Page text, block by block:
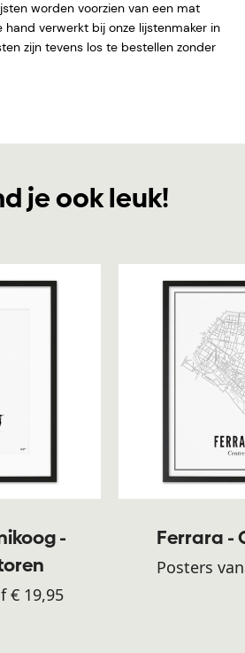
worden voorzien van een mat
verwerkt bij onze lijstenmaker in
zijn tevens los te bestellen zonder
je ook leuk!
-
€ 19,95
Ferrara -
Posters